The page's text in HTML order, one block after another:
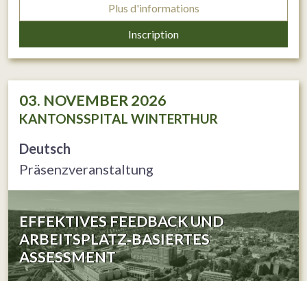
Plus d'informations
Inscription
03. NOVEMBER 2026
KANTONSSPITAL WINTERTHUR
Deutsch
Präsenzveranstaltung
EFFEKTIVES FEEDBACK UND
ARBEITSPLATZ‐BASIERTES
ASSESSMENT